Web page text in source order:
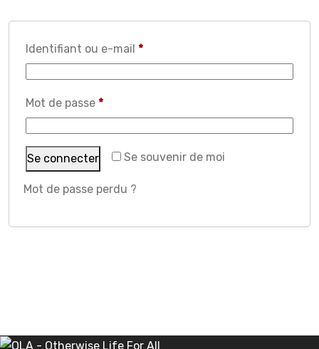
Identifiant ou e-mail *Obligatoire
Mot de passe *Obligatoire
Se souvenir de moi
Se connecter
Mot de passe perdu ?